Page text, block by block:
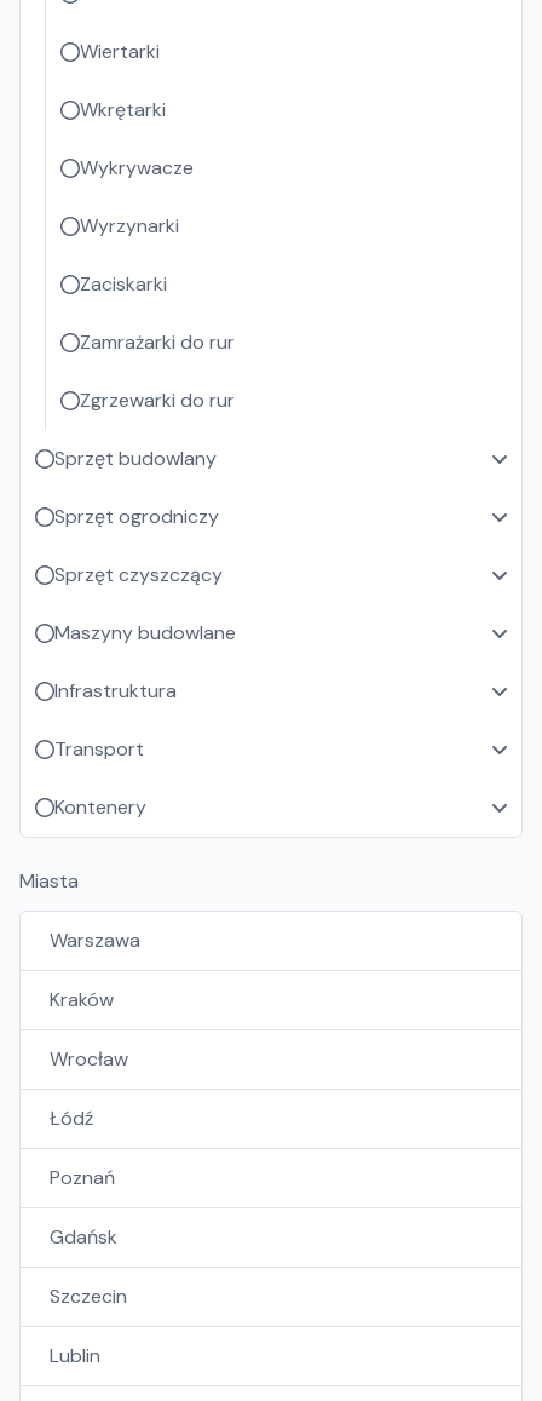
Wiertarki
Wkrętarki
Wykrywacze
Wyrzynarki
Zaciskarki
Zamrażarki do rur
Zgrzewarki do rur
Sprzęt budowlany
Sprzęt ogrodniczy
Sprzęt czyszczący
Maszyny budowlane
Infrastruktura
Transport
Kontenery
Miasta
Warszawa
Kraków
Wrocław
Łódź
Poznań
Gdańsk
Szczecin
Lublin